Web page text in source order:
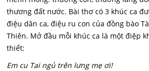
thương đất nước. Bài thơ có 3 khúc ca
điệu dân ca, điệu ru con của đồng bào
Thiên. Mở đầu mỗi khúc ca là một điệp
thiết:
Em cu Tai ngủ trên lưng mẹ ơi!